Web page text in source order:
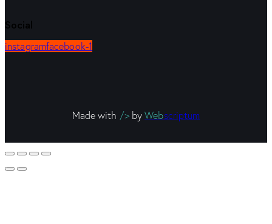
Social
instagramfacebook-1
Made with />byWebscriptum